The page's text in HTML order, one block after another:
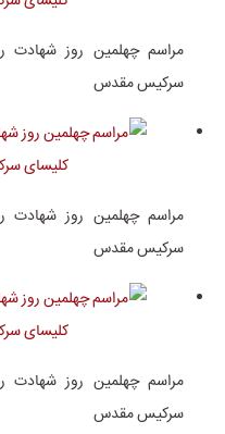
مراسم چهلمین روز شهادت
سرکیس مقدس
مراسم چهلمین روز شهادت
سرکیس مقدس
مراسم چهلمین روز شهادت
سرکیس مقدس